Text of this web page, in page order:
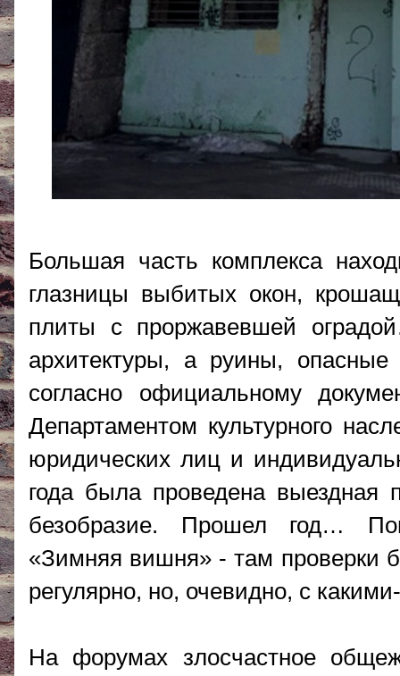
Большая часть комплекса
глазницы выбитых окон,
плиты с проржавевшей
архитектуры, а руины,
согласно официальному
Департаментом культурного
юридических лиц и
года была проведена выездная
безобразие. Прошел год…
«Зимняя вишня» - там проверки
регулярно, но, очевидно, с
На форумах злосчастное